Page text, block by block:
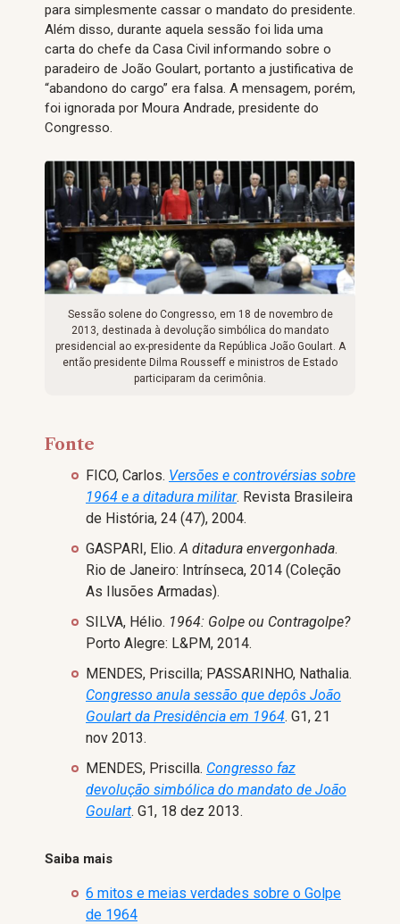
para simplesmente cassar o mandato do presidente.
Além disso, durante aquela sessão foi lida uma
carta do chefe da Casa Civil informando sobre o
paradeiro de João Goulart, portanto a justificativa de
“abandono do cargo” era falsa. A mensagem, porém,
foi ignorada por Moura Andrade, presidente do
Congresso.
Sessão solene do Congresso, em 18 de novembro de
2013, destinada à devolução simbólica do mandato
presidencial ao ex-presidente da República João Goulart. A
então presidente Dilma Rousseff e ministros de Estado
participaram da cerimônia.
Fonte
FICO, Carlos. Versões e controvérsias sobre
1964 e a ditadura militar. Revista Brasileira
de História, 24 (47), 2004.
GASPARI, Elio. A ditadura envergonhada.
Rio de Janeiro: Intrínseca, 2014 (Coleção
As Ilusões Armadas).
SILVA, Hélio. 1964: Golpe ou Contragolpe?
Porto Alegre: L&PM, 2014.
MENDES, Priscilla; PASSARINHO, Nathalia.
Congresso anula sessão que depôs João
Goulart da Presidência em 1964. G1, 21
nov 2013.
MENDES, Priscilla. Congresso faz
devolução simbólica do mandato de João
Goulart. G1, 18 dez 2013.
Saiba mais
6 mitos e meias verdades sobre o Golpe
de 1964